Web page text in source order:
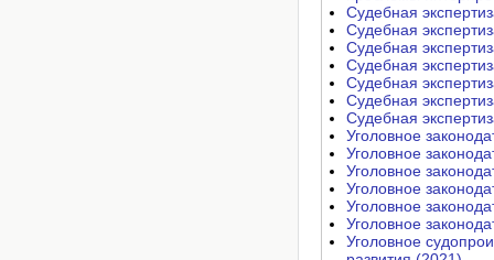
Судебная
Судебная
Судебная
Судебная
Судебная
Судебная
Судебная
Уголовное
Уголовное
Уголовное
Уголовное
Уголовное
Уголовное
Уголовное